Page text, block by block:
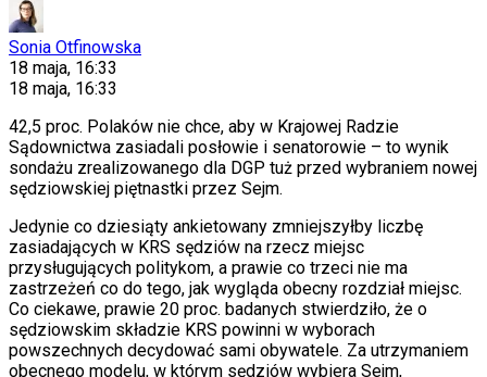
Sonia Otfinowska
18 maja, 16:33
18 maja, 16:33
42,5 proc. Polaków nie chce, aby w Krajowej Radzie
Sądownictwa zasiadali posłowie i senatorowie – to wynik
sondażu zrealizowanego dla DGP tuż przed wybraniem nowej
sędziowskiej piętnastki przez Sejm.
Jedynie co dziesiąty ankietowany zmniejszyłby liczbę
zasiadających w KRS sędziów na rzecz miejsc
przysługujących politykom, a prawie co trzeci nie ma
zastrzeżeń co do tego, jak wygląda obecny rozdział miejsc.
Co ciekawe, prawie 20 proc. badanych stwierdziło, że o
sędziowskim składzie KRS powinni w wyborach
powszechnych decydować sami obywatele. Za utrzymaniem
obecnego modelu, w którym sędziów wybiera Sejm,